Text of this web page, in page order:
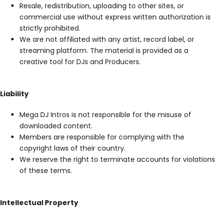
Resale, redistribution, uploading to other sites, or
commercial use without express written authorization is
strictly prohibited.
We are not affiliated with any artist, record label, or
streaming platform. The material is provided as a
creative tool for DJs and Producers.
Liability
Mega DJ Intros is not responsible for the misuse of
downloaded content.
Members are responsible for complying with the
copyright laws of their country.
We reserve the right to terminate accounts for violations
of these terms.
Intellectual Property